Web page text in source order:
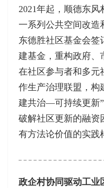
2021年起，顺德东
一系列公共空间改造
东德胜社区基金会签
建基金，重构政府、
在社区参与者和多元
作生产治理联盟，
建共治—可持续更新
破解社区更新的融资
有方法论价值的实践
政企村协同驱动工业